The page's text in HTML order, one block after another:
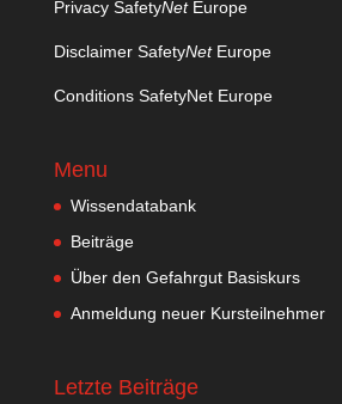
Privacy SafetyNetEurope
Disclaimer SafetyNetEurope
Conditions SafetyNet Europe
Menu
Wissendatabank
Beiträge
Über den Gefahrgut Basiskurs
Anmeldung neuer Kursteilnehmer
Letzte Beiträge